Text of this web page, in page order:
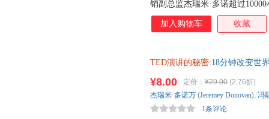
销副总监杰瑞米·多诺超过
习公开演讲所需的20年时间，
小时。 ●要在18分钟内打动听
胜比死亡更可怕的演讲。 ●本
是其他任何演讲书或演讲理论
加入购物车 收藏
TED演讲的秘密:18分钟改变世
¥8.00 定价： ¥29.00 (2.76折)
1条评论
杰瑞米·多诺万 (Jeremey Donovan), 冯